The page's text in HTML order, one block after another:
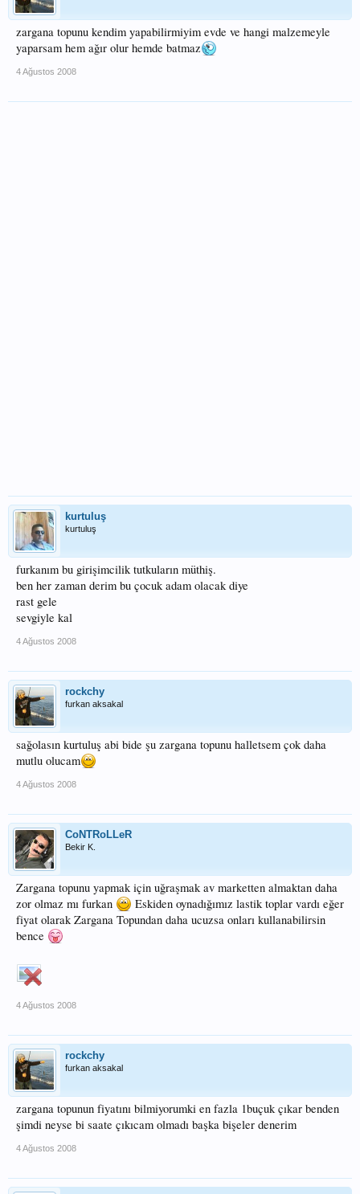
zargana topunu kendim yapabilirmiyim evde ve hangi malzemeyle
yaparsam hem ağır olur hemde batmaz
4 Ağustos 2008
kurtuluş
kurtuluş
furkanım bu girişimcilik tutkuların müthiş.
ben her zaman derim bu çocuk adam olacak diye
rast gele
sevgiyle kal
4 Ağustos 2008
rockchy
furkan aksakal
sağolasın kurtuluş abi bide şu zargana topunu halletsem çok daha
mutlu olucam
4 Ağustos 2008
CoNTRoLLeR
Bekir K.
Zargana topunu yapmak için uğraşmak av marketten almaktan daha
zor olmaz mı furkan
Eskiden oynadığımız lastik toplar vardı eğer
fiyat olarak Zargana Topundan daha ucuzsa onları kullanabilirsin
bence
4 Ağustos 2008
rockchy
furkan aksakal
zargana topunun fiyatını bilmiyorumki en fazla 1buçuk çıkar benden
şimdi neyse bi saate çıkıcam olmadı başka bişeler denerim
4 Ağustos 2008